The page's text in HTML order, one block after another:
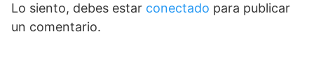
Lo siento, debes estar conectado para publicar
un comentario.